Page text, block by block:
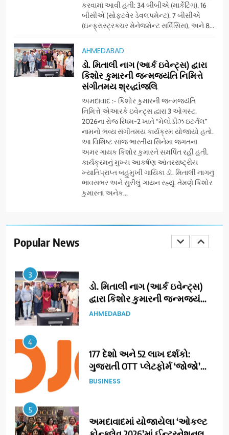
કરવામાં આવી હતી: 34 બીબીએ (માર્કેટિંગ), 16
બીસીએ (સોફ્ટવેર ડેવલપમેન્ટ), 7 બીસીએ
(ઇન્ફ્રાસ્ટ્રક્ચર મેનેજમેન્ટ સર્વિસિસ), અને 8...
AHMEDABAD
ડો. મિતાલી નાગ (આર્ક ઇવેન્ટ્સ) દ્વારા
કિશોર કુમારની જન્મજયંતિ નિમિત્તે
સંગીતમય શ્રદ્ધાંજલિ
અમદાવાદ :- કિશોર કુમારની જન્મજયંતિ
નિમિત્તે એઆરકે ઇવેન્ટ્સ દ્વારા 3 ઓગસ્ટ,
2026ના રોજ રિધમ-2 ખાતે “મેલોડીઝ ઇટર્નલ”
નામનો ભવ્ય સંગીતમય કાર્યક્રમ યોજાયો હતો.
આ વિશિષ્ટ સાંજ ભારતીય સિનેમા જગતના
અમર ગાયક કિશોર કુમારને સમર્પિત રહી હતી.
કાર્યક્રમનું મુખ્ય આકર્ષણ આંતરરાષ્ટ્રીય
ખ્યાતિપ્રાપ્ત બહુમુખી ગાયિકા ડૉ. મિતાલી નાગનું
ભાવસભર અને સુરીલું ગાયન રહ્યું. તેમણે કિશોર
કુમારના અનેક...
Popular News
સેમસંગ વિશ્વ યુવા કૌશલ્ય
દિવસની ઉજવણી કરે છે, સેમસંગ
દોસ્ત કૌશલ્ય વિકાસ કાર્યક્રમના
30 ટોચના પ્રતિભાશાળી
વિદ્યાર્થીઓનું સન્માન કરે છે
8
આયુદા ઓર્ગેનિક્સ દ્વારા
ગુજરાતના 5 શહેરોમાં રિટેલ સ્ટોર્સ
અને ગીર ગાયના વૈદિક વલોણા ઘી-
દૂધની શુદ્ધ સેવાઓ સાથે વ્યાપક
વિસ્તરણ
BUSINESS
ડીઝાઇન કેફેએ સુરતીઓ માટે નવું
એક્સપિરિયન્સ સેન્ટર ખોલ્યું,
ગુજરાતમાં પોતાની હાજરી વધુ
મજબૂત બનાવી
BUSINESS
તૈયાર કરતાં: ટીમલીઝ સ્કિલ્સ
યુનિવર્સિટીએ 65 સ્નાતકોને ડિગ્રી
3
ડો. મિતાલી નાગ (આર્ક ઇવેન્ટ્સ)
દ્વારા કિશોર કુમારની જન્મજયંતિ
નિમિત્તે સંગીતમય શ્રદ્ધાંજલિ
4
177 દેશો અને 52 લાખ દર્શકો:
ગુજરાતી OTT પ્લેટફોર્મ ‘જોજો’
(JOJO) નો વિશ્વભરમાં દબદબો
5
અમદાવાદમાં યોજાયેલા ‘ઓકલ્ટ
કોન્ક્લેવ 2026’માં ઈન્ટરનેશનલ